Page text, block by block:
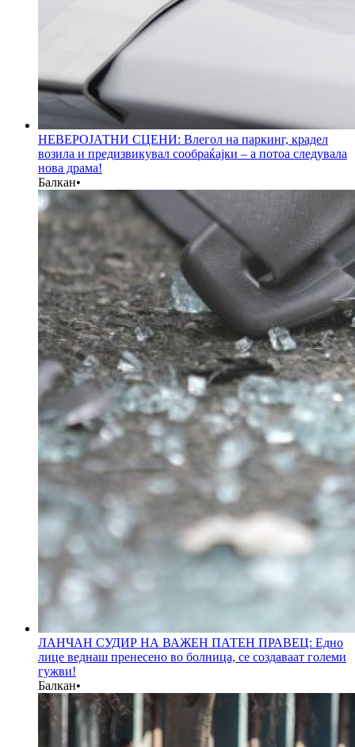
НЕВЕРОЈАТНИ СЦЕНИ: Влегол на паркинг, крадел
возила и предизвикувал сообраќајки – а потоа следувала
нова драма!
Балкан•
ЛАНЧАН СУДИР НА ВАЖЕН ПАТЕН ПРАВЕЦ: Едно
лице веднаш пренесено во болница, се создаваат големи
гужви!
Балкан•